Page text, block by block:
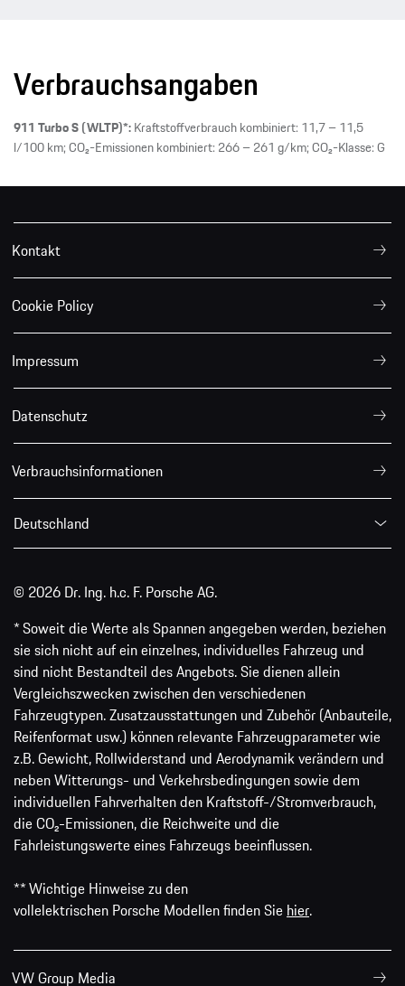
Verbrauchsangaben
911 Turbo S (WLTP)*:Kraftstoffverbrauch kombiniert: 11,7 – 11,5
l/100 km; CO₂-Emissionen kombiniert: 266 – 261 g/km; CO₂-Klasse: G
Kontakt
Cookie Policy
Impressum
Datenschutz
Verbrauchsinformationen
Deutschland
© 2026 Dr. Ing. h.c. F. Porsche AG.
* Soweit die Werte als Spannen angegeben werden, beziehen
sie sich nicht auf ein einzelnes, individuelles Fahrzeug und
sind nicht Bestandteil des Angebots. Sie dienen allein
Vergleichszwecken zwischen den verschiedenen
Fahrzeugtypen. Zusatzausstattungen und Zubehör (Anbauteile,
Reifenformat usw.) können relevante Fahrzeugparameter wie
z.B. Gewicht, Rollwiderstand und Aerodynamik verändern und
neben Witterungs- und Verkehrsbedingungen sowie dem
individuellen Fahrverhalten den Kraftstoff-/Stromverbrauch,
die CO₂-Emissionen, die Reichweite und die
Fahrleistungswerte eines Fahrzeugs beeinflussen.
** Wichtige Hinweise zu den
vollelektrischen Porsche Modellen finden Sie hier.
VW Group Media